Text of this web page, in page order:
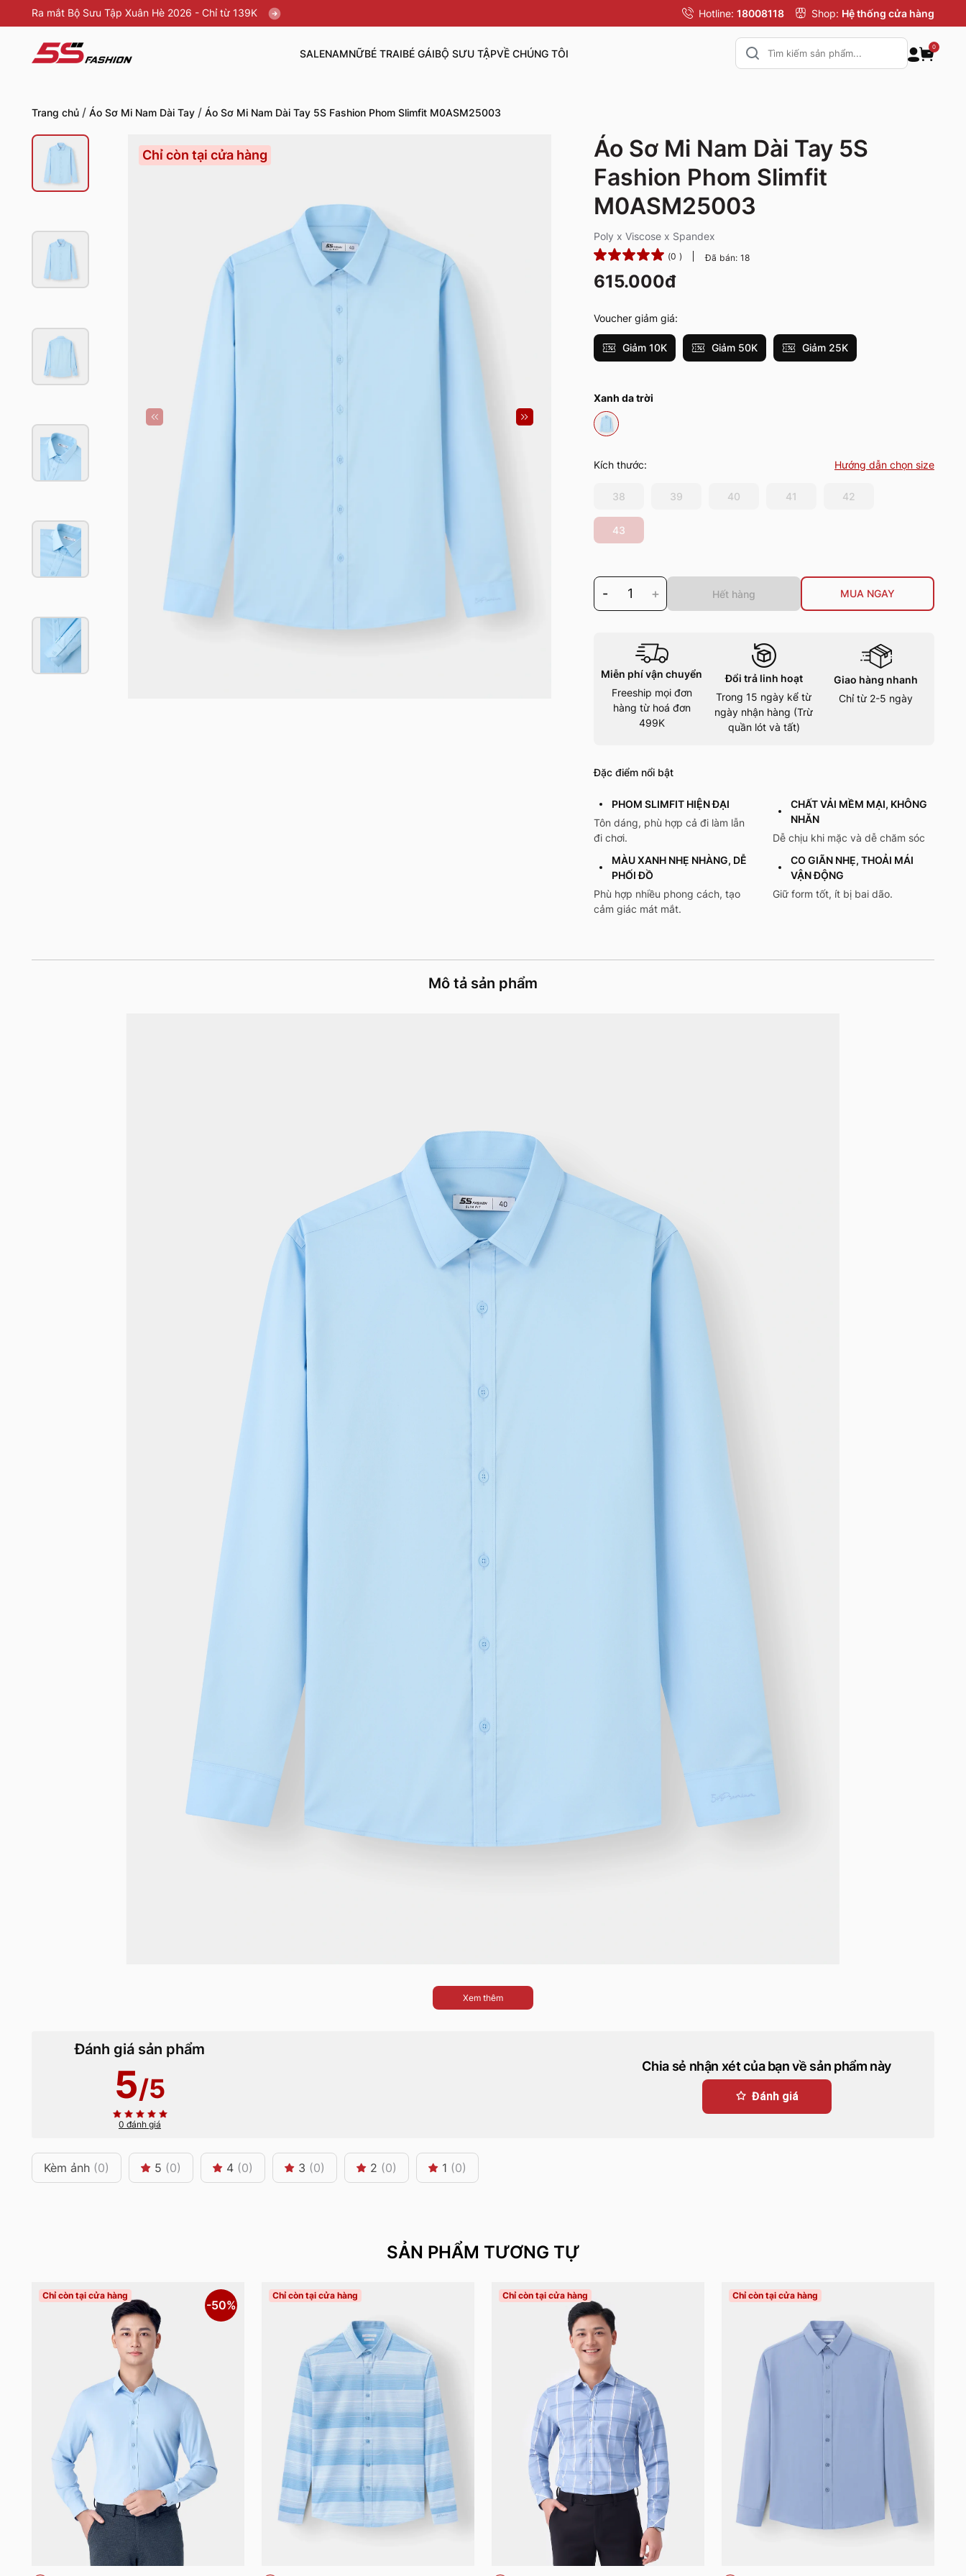
Ra mắt Bộ Sưu Tập Xuân Hè 2026 - Chỉ từ 139K Hotline: 18008118 Shop: Hệ thống cửa hàng
SALENAMNỮBÉ TRAIBÉ GÁIBỘ SƯU TẬPVỀ CHÚNG TÔI
0
Trang chủ / Áo Sơ Mi Nam Dài Tay / Áo Sơ Mi Nam Dài Tay 5S Fashion Phom Slimfit M0ASM25003
Chỉ còn tại cửa hàng
Áo Sơ Mi Nam Dài Tay 5S
Fashion Phom Slimfit
M0ASM25003
Poly x Viscose x Spandex
(0 ) Đã bán: 18
615.000đ
Voucher giảm giá:
Giảm 10K Giảm 50K Giảm 25K
Xanh da trời
Kích thước: Hướng dẫn chọn size
38 39 40 41 42
43
- 1 + Hết hàng MUA NGAY
Miễn phí vận chuyển
Freeship mọi đơn
hàng từ hoá đơn
499K
Đổi trả linh hoạt
Trong 15 ngày kể từ
ngày nhận hàng (Trừ
quần lót và tất)
Giao hàng nhanh
Chỉ từ 2-5 ngày
Đặc điểm nổi bật
PHOM SLIMFIT HIỆN ĐẠI
Tôn dáng, phù hợp cả đi làm lẫn
đi chơi.
CHẤT VẢI MỀM MẠI, KHÔNG
NHĂN
Dễ chịu khi mặc và dễ chăm sóc
MÀU XANH NHẸ NHÀNG, DỄ
PHỐI ĐỒ
Phù hợp nhiều phong cách, tạo
cảm giác mát mắt.
CO GIÃN NHẸ, THOẢI MÁI
VẬN ĐỘNG
Giữ form tốt, ít bị bai dão.
Mô tả sản phẩm
Xem thêm
Đánh giá sản phẩm
5/5
0 đánh giá
Chia sẻ nhận xét của bạn về sản phẩm này
Đánh giá
Kèm ảnh (0) 5 (0) 4 (0) 3 (0) 2 (0) 1 (0)
SẢN PHẨM TƯƠNG TỰ
Chỉ còn tại cửa hàng
-50%
Chỉ còn tại cửa hàng Chỉ còn tại cửa hàng Chỉ còn tại cửa hàng